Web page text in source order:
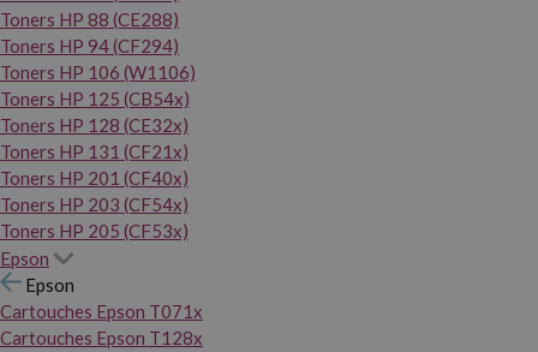
Toners HP 88 (CE288)
Toners HP 94 (CF294)
Toners HP 106 (W1106)
Toners HP 125 (CB54x)
Toners HP 128 (CE32x)
Toners HP 131 (CF21x)
Toners HP 201 (CF40x)
Toners HP 203 (CF54x)
Toners HP 205 (CF53x)
Epson
Epson
Cartouches Epson T071x
Cartouches Epson T128x